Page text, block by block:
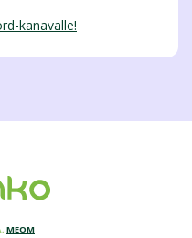
kanavalle!
MEOM